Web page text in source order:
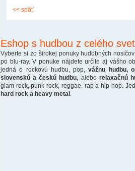
<< späť
Eshop s hudbou z celého
Vyberte si zo širokej ponuky hudobných
po blu-ray. V ponuke nájdete určite aj vášho
jedná o rockovú hudbu, pop,vážnu hudbu,
slovenskú a českú hudbu , alebo relaxačnú
glam rock, punk rock, reggae, rap a hip hop.
hard rock a heavy metal